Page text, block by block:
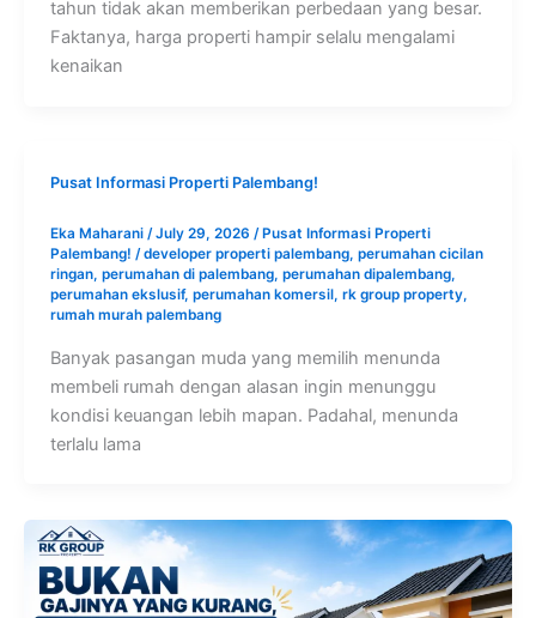
tahun tidak akan memberikan perbedaan yang besar.
Faktanya, harga properti hampir selalu mengalami
kenaikan
Pusat Informasi Properti Palembang!
Eka Maharani /July 29, 2026 / Pusat Informasi Properti
Palembang! /developer properti palembang, perumahan cicilan
ringan, perumahan di palembang, perumahan dipalembang,
perumahan ekslusif, perumahan komersil, rk group property,
rumah murah palembang
Banyak pasangan muda yang memilih menunda
membeli rumah dengan alasan ingin menunggu
kondisi keuangan lebih mapan. Padahal, menunda
terlalu lama